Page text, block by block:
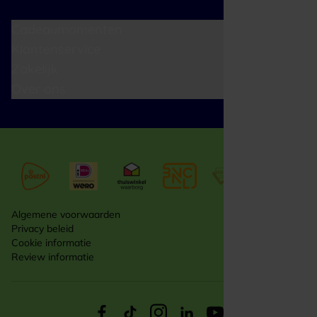
Algemene voorwaarden
Privacy beleid
Cookie informatie
Review informatie